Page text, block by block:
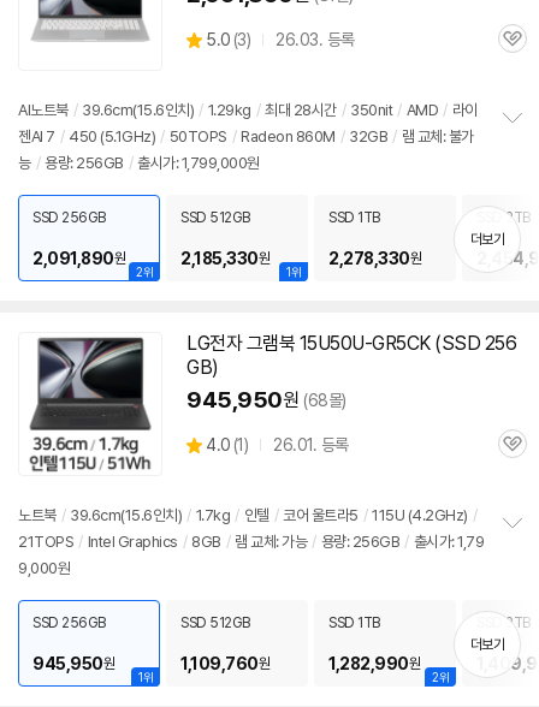
별
5.0 (상
뷰
3) 26.03. 등록
관
AI노트북 / 39.6cm(15.6인치) / 1.29kg / 최대 28시간 / 350nit / AMD / 라이
젠AI 7 / 450 (5.1GHz) / 50TOPS / Radeon 860M / 32GB / 램 교체: 불가
능 / 용량: 256GB / 출시가: 1,799,000원
치
기
2위
SSD 256GB
2,091,890원
1위
SSD 512GB
2,185,330원
SSD 1TB
2,278,330원
SSD 2TB
더보기
LG전자 그램북 15U50U-GR5CK (SSD 256
GB)
945,950원 (68몰)
별
4.0 (상
뷰
1) 26.01. 등록
관
노트북 / 39.6cm(15.6인치) / 1.7kg / 인텔 / 코어 울트라5 / 115U (4.2GHz) /
21TOPS / Intel Graphics / 8GB / 램 교체: 가능 / 용량: 256GB / 출시가: 1,79
9,000원
치
기
1위
SSD 256GB
945,950원
SSD 512GB
1,109,760원
2위
SSD 1TB
1,282,990원
SSD 2TB
더보기